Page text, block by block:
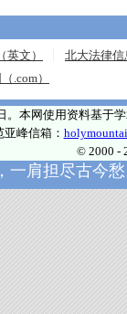
文）
北大法律信
.com）
。本网使用资料基于
亚峰信箱：
© 2000 -
一肩担尽古今